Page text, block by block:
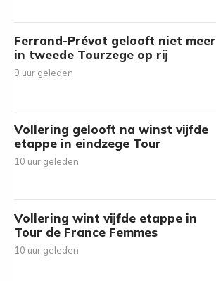
Ferrand-Prévot gelooft niet meer
in tweede Tourzege op rij
9 uur geleden
Vollering gelooft na winst vijfde
etappe in eindzege Tour
10 uur geleden
Vollering wint vijfde etappe in
Tour de France Femmes
10 uur geleden